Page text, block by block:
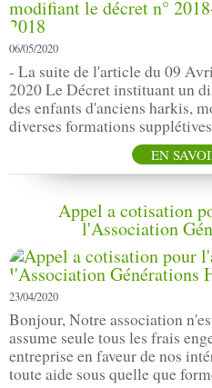
06/05/2020
- La suite de l'article du 09
2020 Le Décret instituant un
des enfants d'anciens harkis,
diverses formations
EN
Appel a cotisation
l'Association
23/04/2020
Bonjour, Notre association
assume seule tous les frais
entreprise en faveur de nos
toute aide sous quelle que